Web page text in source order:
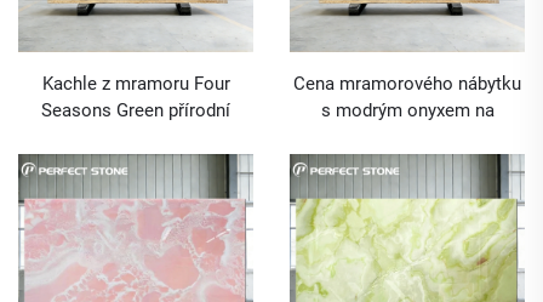
Kachle z mramoru Four
Seasons Green přírodní
pracovny, podlahy z mramoru
a obložení stěn
Cena mramorového nábytku
s modrým onyxem na